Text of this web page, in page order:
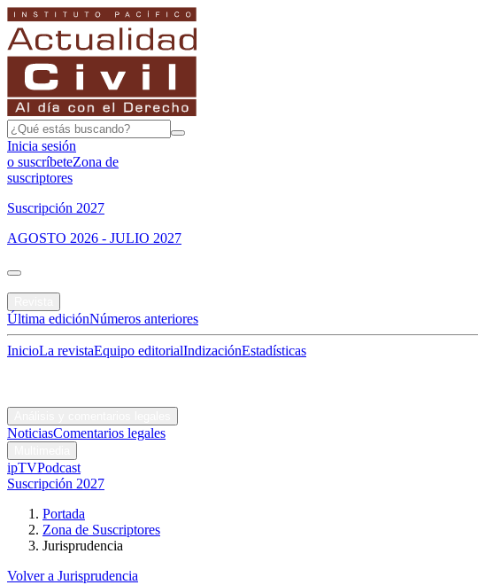
Inicia sesión
o suscríbeteZona de
suscriptores
Suscripción 2027
AGOSTO 2026 - JULIO 2027
Última ediciónNúmeros anteriores
InicioLa revistaEquipo editorialIndizaciónEstadísticas
NoticiasComentarios legales
ipTVPodcast
Suscripción 2027
Portada
Zona de Suscriptores
Jurisprudencia
Volver a Jurisprudencia